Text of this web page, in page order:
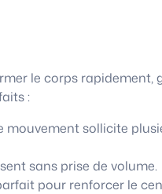
le corps rapidement,
:
mouvement sollicite
sans prise de volume.
pour renforcer le